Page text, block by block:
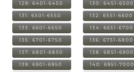
129: 6401-6450 130: 6451-6500
131: 6501-6550 132: 6551-6600
133: 6601-6650 134: 6651-6700
135: 6701-6750 136: 6751-6800
137: 6801-6850 138: 6851-6900
139: 6901-6950 140: 6951-7000